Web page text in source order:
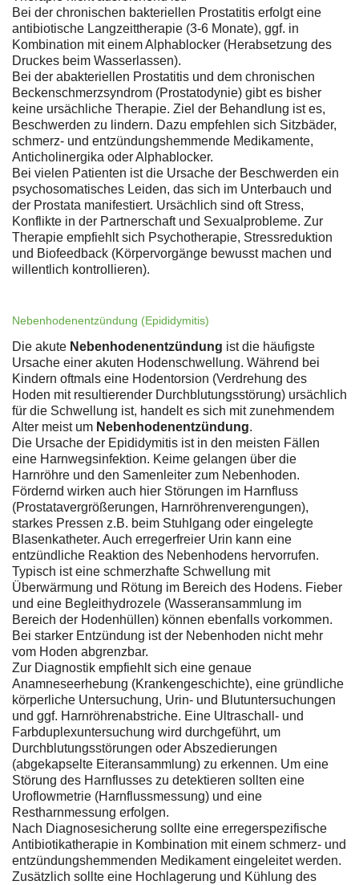
Bei der chronischen bakteriellen Prostatitis erfolgt eine
antibiotische Langzeittherapie (3-6 Monate), ggf. in
Kombination mit einem Alphablocker (Herabsetzung des
Druckes beim Wasserlassen).
Bei der abakteriellen Prostatitis und dem chronischen
Beckenschmerzsyndrom (Prostatodynie) gibt es bisher
keine ursächliche Therapie. Ziel der Behandlung ist es,
Beschwerden zu lindern. Dazu empfehlen sich Sitzbäder,
schmerz- und entzündungshemmende Medikamente,
Anticholinergika oder Alphablocker.
Bei vielen Patienten ist die Ursache der Beschwerden ein
psychosomatisches Leiden, das sich im Unterbauch und
der Prostata manifestiert. Ursächlich sind oft Stress,
Konflikte in der Partnerschaft und Sexualprobleme. Zur
Therapie empfiehlt sich Psychotherapie, Stressreduktion
und Biofeedback (Körpervorgänge bewusst machen und
willentlich kontrollieren).
Nebenhodenentzündung (Epididymitis)
Die akute Nebenhodenentzündung ist die häufigste
Ursache einer akuten Hodenschwellung. Während bei
Kindern oftmals eine Hodentorsion (Verdrehung des
Hoden mit resultierender Durchblutungsstörung) ursächlich
für die Schwellung ist, handelt es sich mit zunehmendem
Alter meist um Nebenhodenentzündung.
Die Ursache der Epididymitis ist in den meisten Fällen
eine Harnwegsinfektion. Keime gelangen über die
Harnröhre und den Samenleiter zum Nebenhoden.
Fördernd wirken auch hier Störungen im Harnfluss
(Prostatavergrößerungen, Harnröhrenverengungen),
starkes Pressen z.B. beim Stuhlgang oder eingelegte
Blasenkatheter. Auch erregerfreier Urin kann eine
entzündliche Reaktion des Nebenhodens hervorrufen.
Typisch ist eine schmerzhafte Schwellung mit
Überwärmung und Rötung im Bereich des Hodens. Fieber
und eine Begleithydrozele (Wasseransammlung im
Bereich der Hodenhüllen) können ebenfalls vorkommen.
Bei starker Entzündung ist der Nebenhoden nicht mehr
vom Hoden abgrenzbar.
Zur Diagnostik empfiehlt sich eine genaue
Anamneseerhebung (Krankengeschichte), eine gründliche
körperliche Untersuchung, Urin- und Blutuntersuchungen
und ggf. Harnröhrenabstriche. Eine Ultraschall- und
Farbduplexuntersuchung wird durchgeführt, um
Durchblutungsstörungen oder Abszedierungen
(abgekapselte Eiteransammlung) zu erkennen. Um eine
Störung des Harnflusses zu detektieren sollten eine
Uroflowmetrie (Harnflussmessung) und eine
Restharnmessung erfolgen.
Nach Diagnosesicherung sollte eine erregerspezifische
Antibiotikatherapie in Kombination mit einem schmerz- und
entzündungshemmenden Medikament eingeleitet werden.
Zusätzlich sollte eine Hochlagerung und Kühlung des